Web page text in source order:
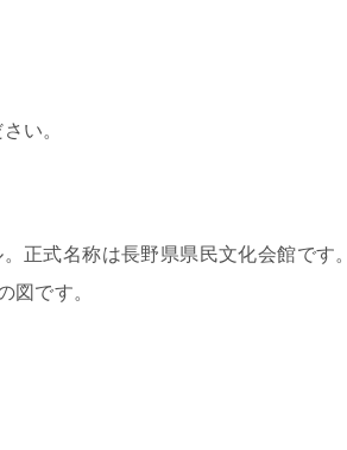
い。
正式名称は長野県県民文化会館です。
図です。